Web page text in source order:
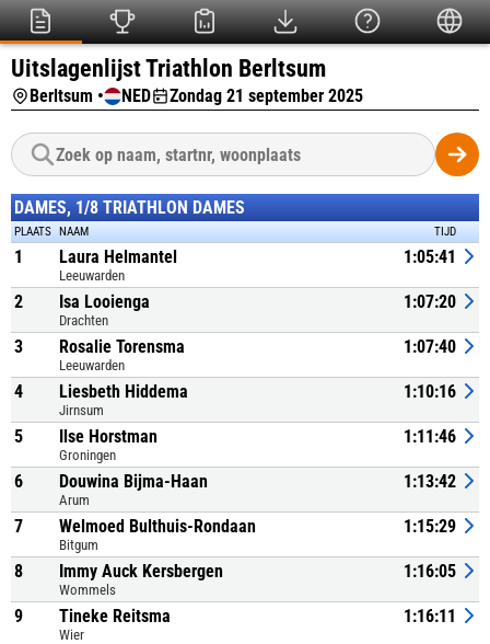
Uitslagenlijst Triathlon Berltsum
Berltsum • NED Zondag 21 september 2025
DAMES, 1/8 TRIATHLON DAMES
PLAATS NAAM TIJD
1 Laura Helmantel
Leeuwarden
1:05:41
2 Isa Looienga
Drachten
1:07:20
3 Rosalie Torensma
Leeuwarden
1:07:40
4 Liesbeth Hiddema
Jirnsum
1:10:16
5 Ilse Horstman
Groningen
1:11:46
6 Douwina Bijma-Haan
Arum
1:13:42
7 Welmoed Bulthuis-Rondaan
Bitgum
1:15:29
8 Immy Auck Kersbergen
Wommels
1:16:05
9 Tineke Reitsma
Wier
1:16:11